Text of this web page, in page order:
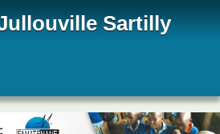
Sartilly